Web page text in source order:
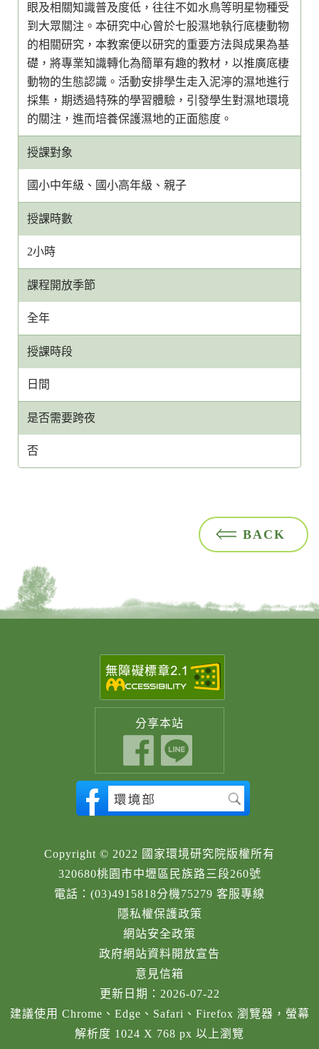
眼及相關知識普及度低，往往不如水鳥等明星物種受
到大眾關注。本研究中心曾於七股濕地執行底棲動物
的相關研究，本教案便以研究的重要方法與成果為基
礎，將專業知識轉化為簡單有趣的教材，以推廣底棲
動物的生態認識。活動安排學生走入泥濘的濕地進行
採集，期透過特殊的學習體驗，引發學生對濕地環境
的關注，進而培養保護濕地的正面態度。
授課對象
國小中年級、國小高年級、親子
授課時數
2小時
課程開放季節
全年
授課時段
日間
是否需要跨夜
否
BACK
分享本站
Copyright © 2022 國家環境研究院版權所有
320680桃園市中壢區民族路三段260號
電話：(03)4915818分機75279 客服專線
隱私權保護政策
網站安全政策
政府網站資料開放宣告
意見信箱
更新日期：2026-07-22
建議使用 Chrome、Edge、Safari、Firefox 瀏覽器，螢幕
解析度 1024 X 768 px 以上瀏覽